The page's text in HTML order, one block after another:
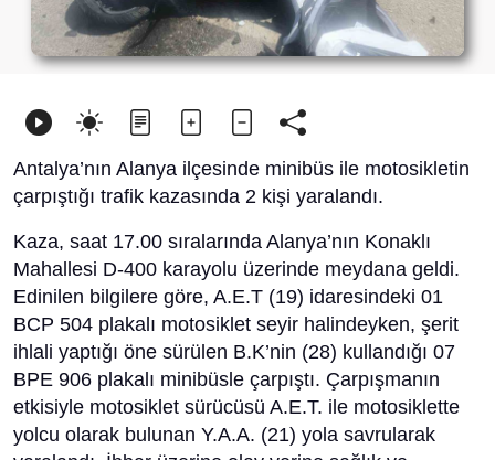
Antalya’nın Alanya ilçesinde minibüs ile motosikletin
çarpıştığı trafik kazasında 2 kişi yaralandı.
Kaza, saat 17.00 sıralarında Alanya’nın Konaklı
Mahallesi D-400 karayolu üzerinde meydana geldi.
Edinilen bilgilere göre, A.E.T (19) idaresindeki 01
BCP 504 plakalı motosiklet seyir halindeyken, şerit
ihlali yaptığı öne sürülen B.K’nin (28) kullandığı 07
BPE 906 plakalı minibüsle çarpıştı. Çarpışmanın
etkisiyle motosiklet sürücüsü A.E.T. ile motosiklette
yolcu olarak bulunan Y.A.A. (21) yola savrularak